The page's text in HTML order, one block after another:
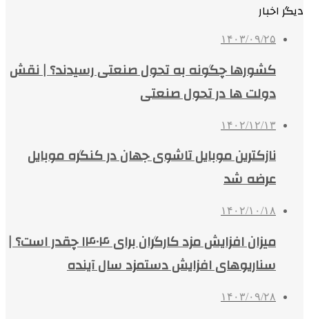
دیگر اخبار
۱۴۰۳/۰۹/۲۵
کشورها چگونه به تحول صنعتی رسیدند؟ | نقش
دولت‌ ها در تحول صنعتی
۱۴۰۲/۱۲/۱۳
نازکترین موبایل تاشوی جهان در کنگره موبایل
عرضه شد
۱۴۰۲/۱۰/۱۸
میزان افزایش مزد کارگران برای ۱۴۰۴ چقدر است؟ |
سناریوهای افزایش دستمزد سال آینده
۱۴۰۳/۰۹/۲۸